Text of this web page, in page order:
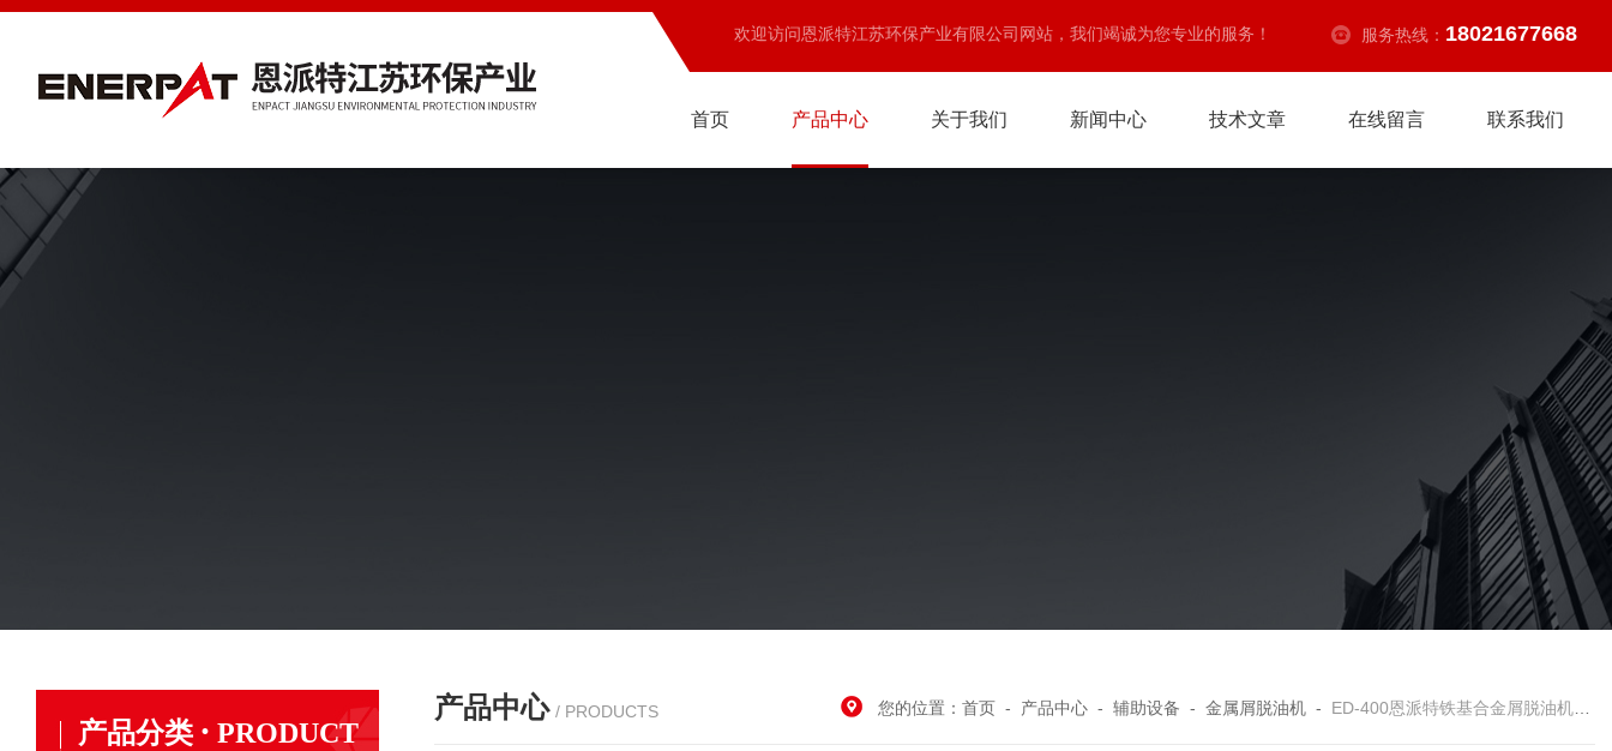
欢迎访问恩派特江苏环保产业有限公司网站，我们竭诚为您专业的服务！ 服务热线： 18021677668
首页 产品中心 关于我们 新闻中心 技术文章 在线留言 联系我们
产品分类 · PRODUCT
产品中心 / PRODUCTS 您的位置：首页 - 产品中心 -辅助设备 -金属屑脱油机 - ED-400恩派特铁基合金屑脱油机 自动冲洗不易堵料